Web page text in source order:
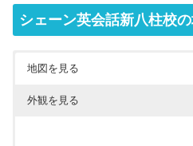
シェーン英会話新八柱校
地図を見る
外観を見る